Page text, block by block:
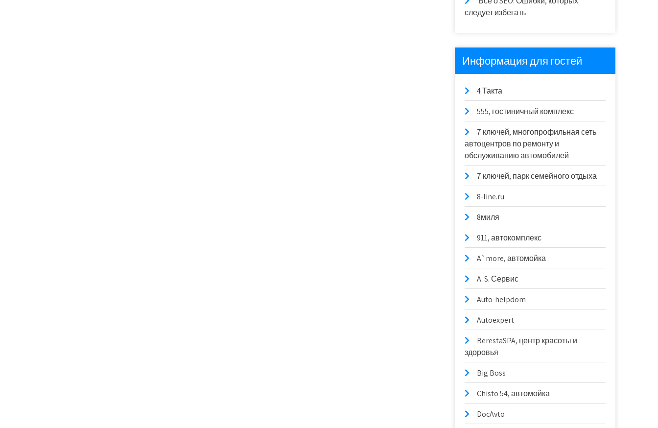
следует избегать
Информация для гостей
4 Такта
555, гостиничный комплекс
7 ключей, многопрофильная сеть
автоцентров по ремонту и
обслуживанию автомобилей
7 ключей, парк семейного отдыха
8-line.ru
8миля
911, автокомплекс
A`more, автомойка
A. S. Сервис
Auto-helpdom
Autoexpert
BerestaSPA, центр красоты и
здоровья
Big Boss
Chisto 54, автомойка
DocAvto